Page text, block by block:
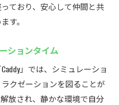
ており、安心して仲間と共
す。
ションタイム
」では、シミュレーショ
クゼーションを図ることが
放され、静かな環境で自分